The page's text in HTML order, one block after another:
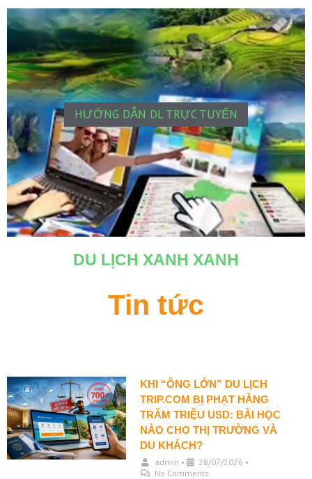
HƯỚNG DẪN DL TRỰC TUYẾN
DU LỊCH XANH XANH
Tin tức
KHI “ÔNG LỚN” DU LỊCH
TRIP.COM BỊ PHẠT HÀNG
TRĂM TRIỆU USD: BÀI HỌC
NÀO CHO THỊ TRƯỜNG VÀ
DU KHÁCH?
admin • 28/07/2026 •
No Comments